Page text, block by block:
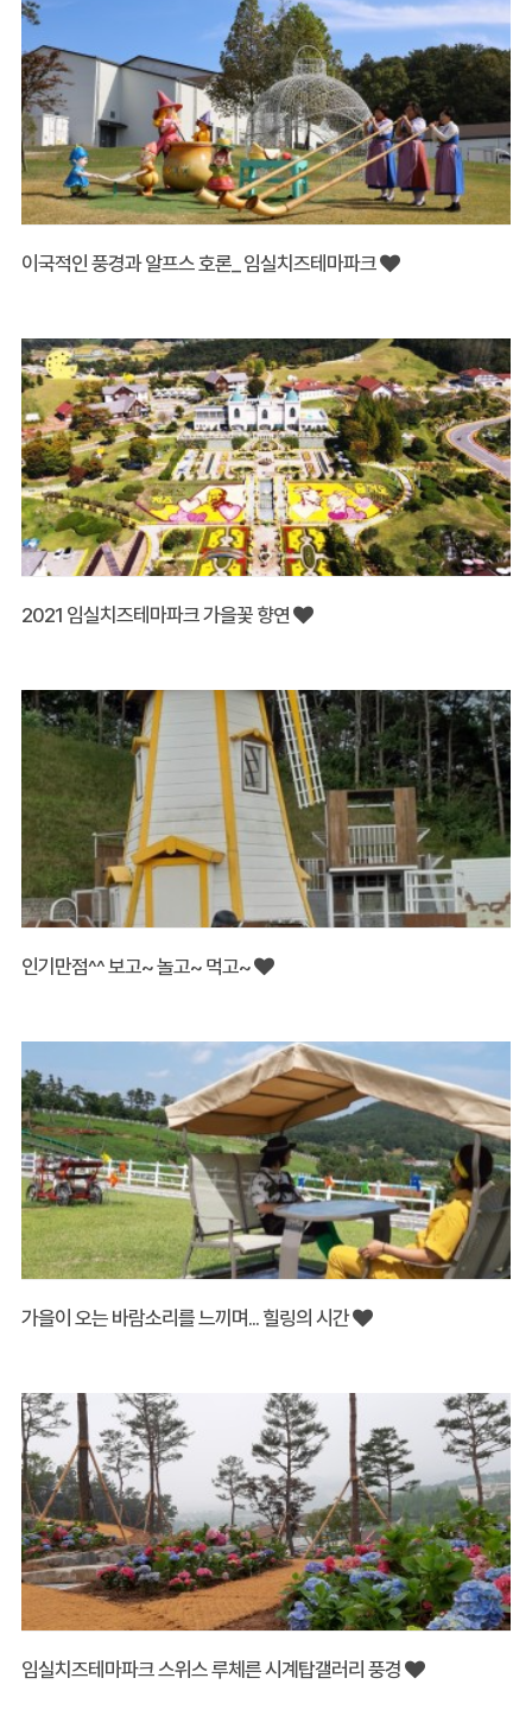
이국적인 풍경과 알프스 호론_ 임실치즈테마파크
2021 임실치즈테마파크 가을꽃 향연
인기만점^^ 보고~ 놀고~ 먹고~
가을이 오는 바람소리를 느끼며... 힐링의 시간
임실치즈테마파크 스위스 루체른 시계탑갤러리 풍경